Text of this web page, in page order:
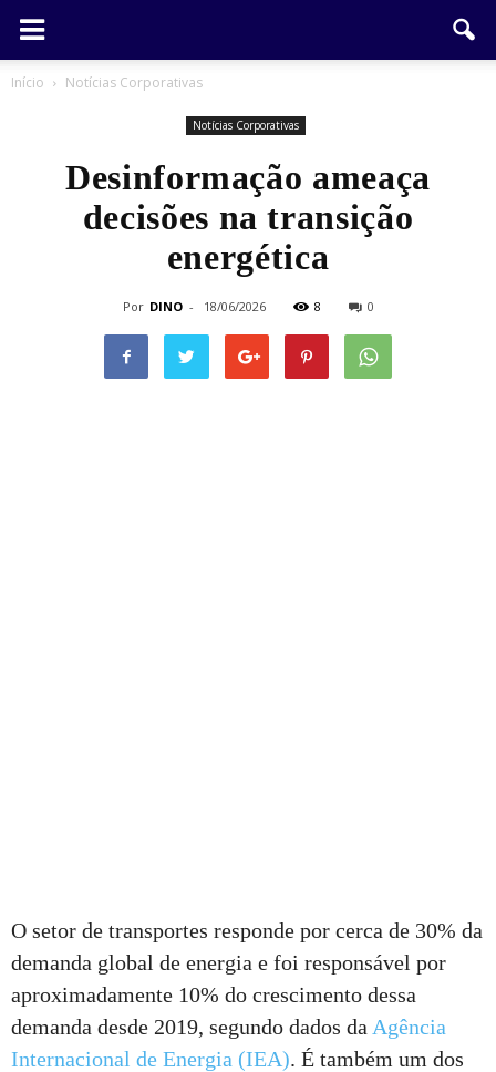
Início Notícias Corporativas
Notícias Corporativas
Desinformação ameaça
decisões na transição
energética
Por DINO - 18/06/2026 8 0
O setor de transportes responde por cerca de 30% da
demanda global de energia e foi responsável por
aproximadamente 10% do crescimento dessa
demanda desde 2019, segundo dados da Agência
Internacional de Energia (IEA). É também um dos